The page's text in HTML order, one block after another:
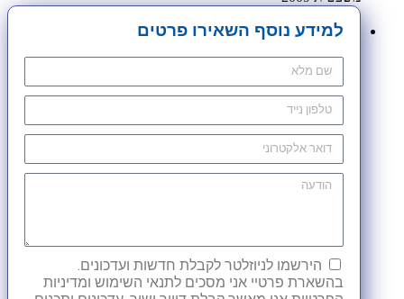
למידע נוסף השאירו פרטים
הירשמו לניוזלטר לקבלת חדשות ועדכונים.
בהשארת פרטיי אני מסכים לתנאי השימוש ומדיניות